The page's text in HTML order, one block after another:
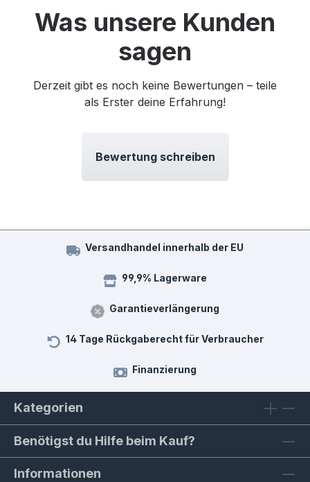
Was unsere Kunden
sagen
Derzeit gibt es noch keine Bewertungen – teile
als Erster deine Erfahrung!
Bewertung schreiben
Versandhandel innerhalb der EU
99,9% Lagerware
Garantieverlängerung
14 Tage Rückgaberecht für Verbraucher
Finanzierung
Kategorien
Benötigst du Hilfe beim Kauf?
Informationen